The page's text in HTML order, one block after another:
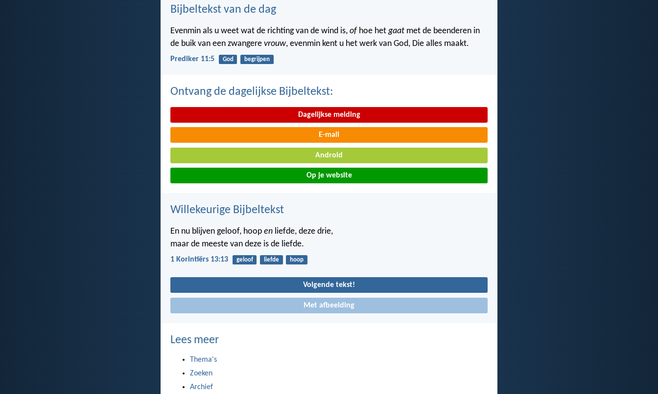
Bijbeltekst van de dag
Evenmin als u weet wat de richting van de wind is, of hoe het gaat met de beenderen in
de buik van een zwangere vrouw, evenmin kent u het werk van God, Die alles maakt.
Prediker 11:5 God begrijpen
Ontvang de dagelijkse Bijbeltekst:
Dagelijkse melding
E-mail
Android
Op je website
Willekeurige Bijbeltekst
En nu blijven geloof, hoop en liefde, deze drie,
maar de meeste van deze is de liefde.
1 Korintiërs 13:13 geloof liefde hoop
Volgende tekst!
Met afbeelding
Lees meer
Thema's
Zoeken
Archief